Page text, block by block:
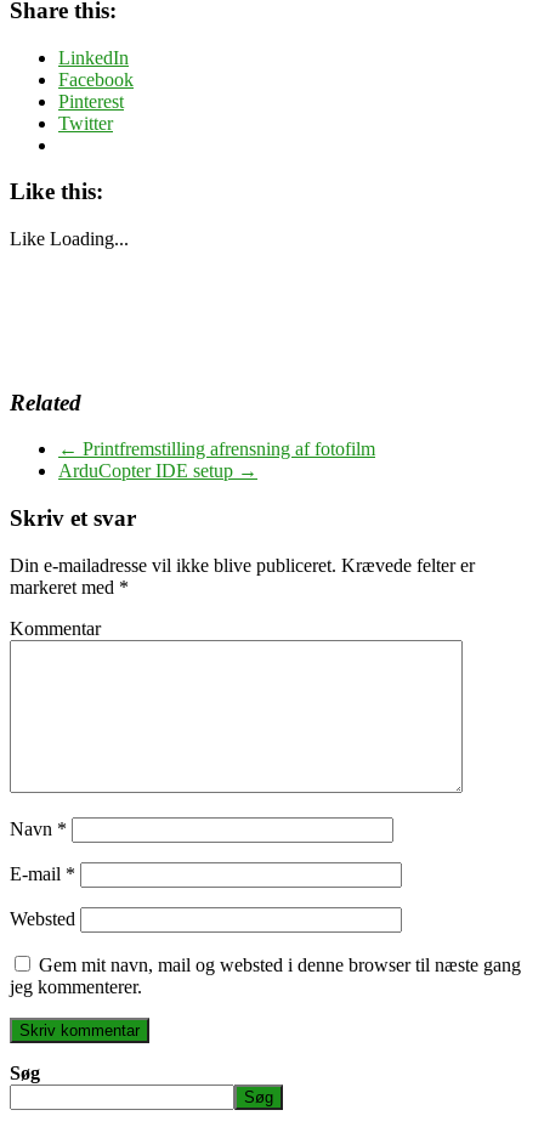
Share this:
LinkedIn
Facebook
Pinterest
Twitter
Like this:
Like Loading...
Related
← Printfremstilling afrensning af fotofilm
ArduCopter IDE setup →
Skriv et svar
Din e-mailadresse vil ikke blive publiceret. Krævede felter er
markeret med *
Kommentar
Navn *
E-mail *
Websted
Gem mit navn, mail og websted i denne browser til næste gang
jeg kommenterer.
Søg
Søg